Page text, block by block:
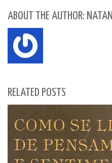
ABOUT THE AUTHOR: NATAN
RELATED POSTS